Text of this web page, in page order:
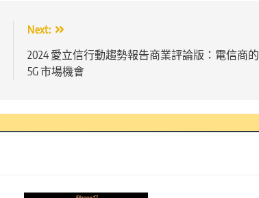
Next:
2024 愛立信行動趨勢報告商業評論版：電信商的
5G 市場機會